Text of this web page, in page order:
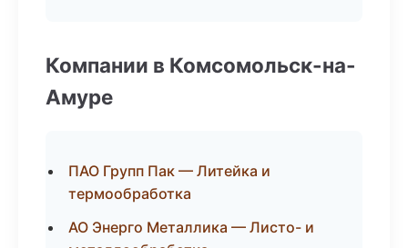
Компании в Комсомольск-на-
Амуре
ПАО Групп Пак — Литейка и
термообработка
АО Энерго Металлика — Листо- и